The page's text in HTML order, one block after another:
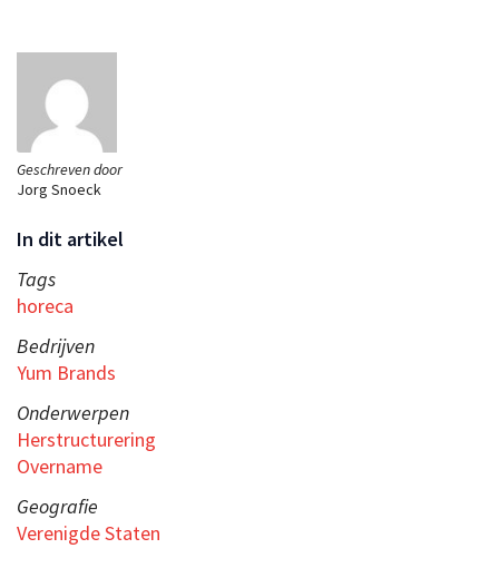
Geschreven door
Jorg Snoeck
In dit artikel
Tags
horeca
Bedrijven
Yum Brands
Onderwerpen
Herstructurering
Overname
Geografie
Verenigde Staten